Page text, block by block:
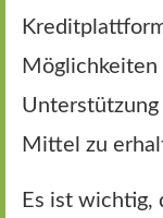
Möglichkeiten
Mittel zu
Es ist wichtig,